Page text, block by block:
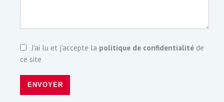
J’ai lu et j'accepte la politique de confidentialité de
ce site
ENVOYER